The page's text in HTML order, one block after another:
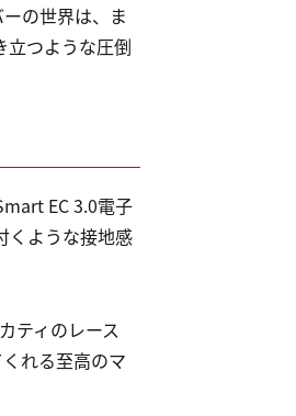
の世界は、ま
立つような圧倒
EC 3.0電子
くような接地感
ティのレース
れる至高のマ